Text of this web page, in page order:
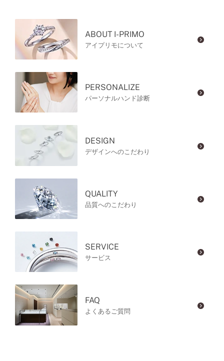
ABOUT I-PRIMO
アイプリモについて
PERSONALIZE
パーソナルハンド診断
DESIGN
デザインへのこだわり
QUALITY
品質へのこだわり
SERVICE
サービス
FAQ
よくあるご質問